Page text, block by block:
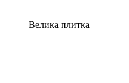
Велика плитка